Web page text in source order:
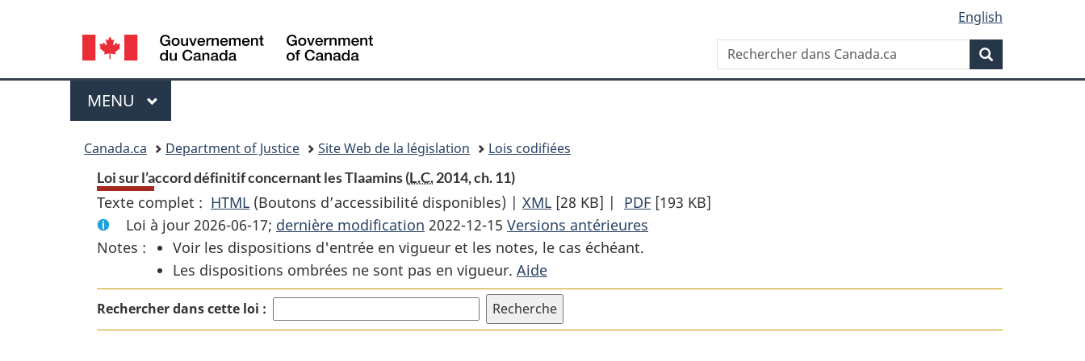
principal
À
site
version
Language
selection
English
Rechercher
dans
Canada.ca
Menu
MENU PRINCIPAL
Canada.ca Department of Justice Site Web de la législation
Lois codifiées
Loi sur l’accord définitif concernant les Tlaamins (L.C.2014, ch. 11)
Texte complet : HTML Texte
complet
:
Loi
sur
l’accord
(Boutons d’accessibilité disponibles) | XML Texte
complet
:
sur
l’accord
[28 KB] | PDF Texte
sur
[193 KB]
Loi à jour 2026-06-17; dernière modification 2022-12-15 Versions antérieures
Notes :
Voir les dispositions d'entrée en vigueur et les notes, le cas échéant.
Les dispositions ombrées ne sont pas en vigueur. Aide
Rechercher dans cette loi :